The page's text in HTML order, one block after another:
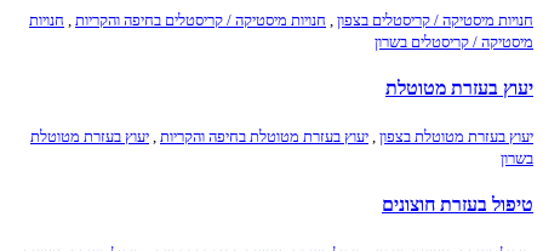
חנויות מיסטיקה / קריסטלים בצפון חנויות מיסטיקה / קריסטלים בחיפה והקריות
חנויות
מיסטיקה / קריסטלים בשרון
יעוץ בעזרת מטוטלת
יעוץ בעזרת מטוטלת בצפון , יעוץ בעזרת מטוטלת בחיפה והקריות , יעוץ בעזרת מטוטלת
בשרון
טיפול בעזרת חוצונים